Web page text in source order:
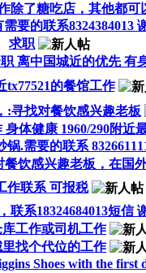
除了糖吃店，其他都可
要的联系8324384013
求职
离中国城近的优先 有
tx77521的餐馆工作
:寻找对餐饮感兴趣老板
身体健康 1960/290附近
.需要的联系
饮感兴趣老板，在国
作联系 可报税
联系18324684013短信
工作或司机工作
找个代位的工作
Shoes with the first